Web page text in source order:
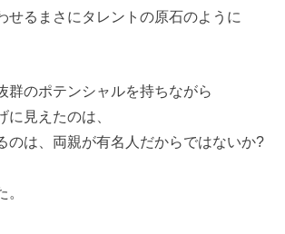
せるまさにタレントの原石のように
群のポテンシャルを持ちながら
に見えたのは、
のは、両親が有名人だからではないか?